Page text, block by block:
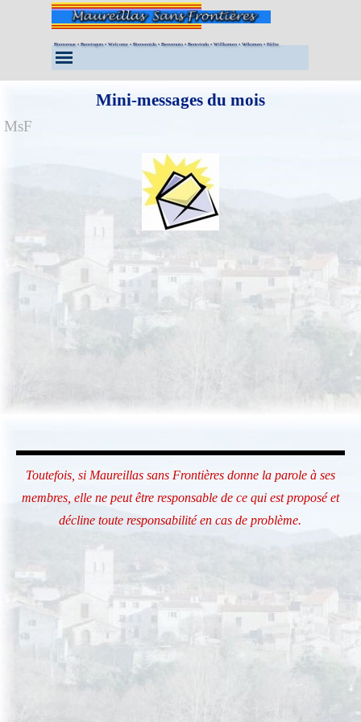
Aller au contenu
Bienvenue • Benvinguts • Welcome • Bienvenido • Benvenuto • Bemvindo • Willkomen • Velkomen • Fáilte
Mini-messages du mois
MsF
Toutefois, si Maureillas sans Frontières donne la parole à ses
membres, elle ne peut être responsable de ce qui est proposé et
décline toute responsabilité en cas de problème.